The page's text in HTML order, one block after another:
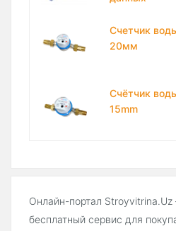
Счетчик
20мм
Счётчик
15mm
Онлайн-портал
бесплатный сервис для